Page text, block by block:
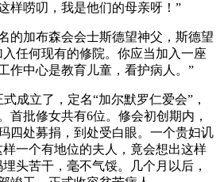
样唠叨，我是他们的母亲呀！”
的加布森会会士斯德望神父，斯德望
任何现有的修院。你应当加入一座
作中心是教育儿童，看护病人。”
成立了，定名“加尔默罗仁爱会”，
首批修女共有6位。修会初创期内，
四处募捐，到处受白眼。一个贵妇讥
一个有地位的夫人，竟会想出这样
头苦干，毫不气馁。几个月以后，